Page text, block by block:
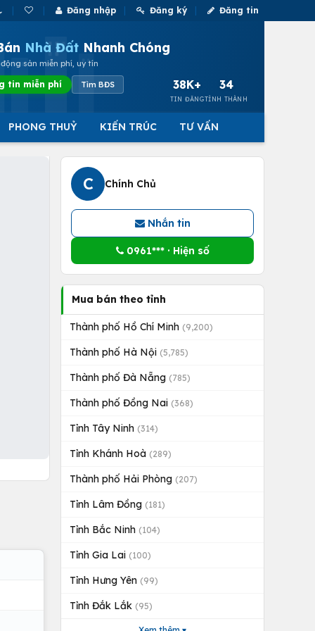
Đăng nhập Đăng ký Đăng tin
Nhà Đất Nhanh Chóng
sản miễn phí, uy tín
tin miễn phí Tìm BĐS 38K+
TIN ĐĂNG
34
TỈNH THÀNH
PHONG THUỶ KIẾN TRÚC TƯ VẤN
C Chính Chủ
Nhắn tin
0961*** · Hiện số
Mua bán theo tỉnh
Thành phố Hồ Chí Minh (9,200)
Thành phố Hà Nội (5,785)
Thành phố Đà Nẵng (785)
Thành phố Đồng Nai (368)
Tỉnh Tây Ninh (314)
Tỉnh Khánh Hoà (289)
Thành phố Hải Phòng (207)
Tỉnh Lâm Đồng (181)
Tỉnh Bắc Ninh (104)
Tỉnh Gia Lai (100)
Tỉnh Hưng Yên (99)
Tỉnh Đắk Lắk (95)